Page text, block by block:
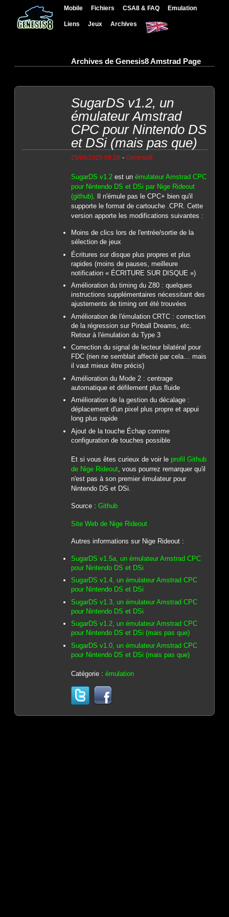
Mobile Fichiers CSA8 & FAQ Emulation
Liens Jeux Archives
Archives de Genesis8 Amstrad Page
SugarDS v1.2, un
émulateur Amstrad
CPC pour Nintendo DS
et DSi (mais pas que)
25/06/2025 08:16 - Genesis8
SugarDS v1.2est un émulateur Amstrad CPC
pour Nintendo DS et DSi par Nige Rideout
(github). Il n'émule pas le CPC+ bien qu'il
supporte le format de cartouche .CPR. Cette
version apporte les modifications suivantes :
Moins de clics lors de l'entrée/sortie de la
sélection de jeux
Écritures sur disque plus propres et plus
rapides (moins de pauses, meilleure
notification « ÉCRITURE SUR DISQUE »)
Amélioration du timing du Z80 : quelques
instructions supplémentaires nécessitant des
ajustements de timing ont été trouvées
Amélioration de l'émulation CRTC : correction
de la régression sur Pinball Dreams, etc.
Retour à l'émulation du Type 3
Correction du signal de lecteur bilatéral pour
FDC (rien ne semblait affecté par cela… mais
il vaut mieux être précis)
Amélioration du Mode 2 : centrage
automatique et défilement plus fluide
Amélioration de la gestion du décalage :
déplacement d'un pixel plus propre et appui
long plus rapide
Ajout de la touche Échap comme
configuration de touches possible
Et si vous êtes curieux de voir le profil Github
de Nige Rideout, vous pourrez remarquer qu'il
n'est pas à son premier émulateur pour
Nintendo DS et DSi.
Source : Github
Site Web de Nige Rideout
Autres informations sur Nige Rideout :
SugarDS v1.5a, un émulateur Amstrad CPC
pour Nintendo DS et DSi
SugarDS v1.4, un émulateur Amstrad CPC
pour Nintendo DS et DSi
SugarDS v1.3, un émulateur Amstrad CPC
pour Nintendo DS et DSi
SugarDS v1.2, un émulateur Amstrad CPC
pour Nintendo DS et DSi (mais pas que)
SugarDS v1.0, un émulateur Amstrad CPC
pour Nintendo DS et DSi (mais pas que)
Catégorie : émulation